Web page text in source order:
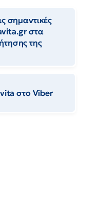
σημαντικές
στα
της
στο Viber